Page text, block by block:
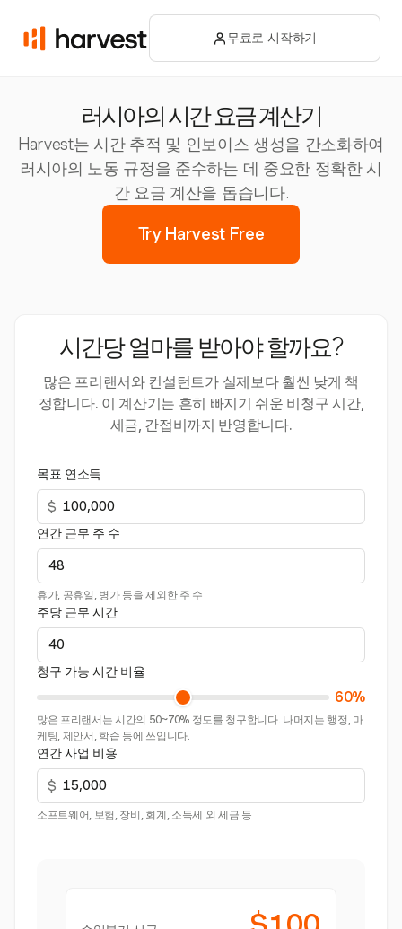
무료로 시작하기
러시아의 시간 요금 계산기
Harvest는 시간 추적 및 인보이스 생성을 간소화하여
러시아의 노동 규정을 준수하는 데 중요한 정확한 시
간 요금 계산을 돕습니다.
Try Harvest Free
시간당 얼마를 받아야 할까요?
많은 프리랜서와 컨설턴트가 실제보다 훨씬 낮게 책
정합니다. 이 계산기는 흔히 빠지기 쉬운 비청구 시간,
세금, 간접비까지 반영합니다.
목표 연소득
$
연간 근무 주 수
휴가, 공휴일, 병가 등을 제외한 주 수
주당 근무 시간
청구 가능 시간 비율
60%
많은 프리랜서는 시간의 50~70% 정도를 청구합니다. 나머지는 행정, 마
케팅, 제안서, 학습 등에 쓰입니다.
연간 사업 비용
$
소프트웨어, 보험, 장비, 회계, 소득세 외 세금 등